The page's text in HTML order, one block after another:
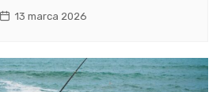
13 marca 2026